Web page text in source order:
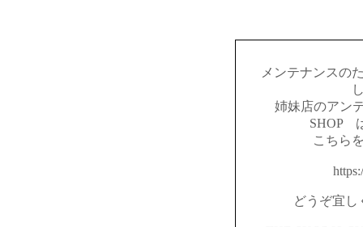
メンテナンスの
姉妹店のアン
SHOP
こちら
どうぞ宜し